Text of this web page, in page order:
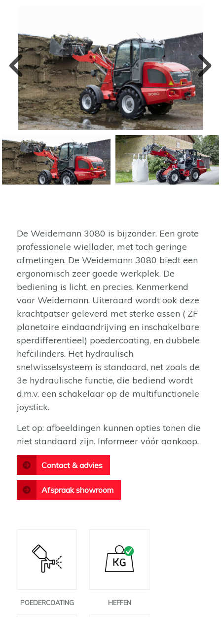
De Weidemann 3080 is bijzonder. Een grote
professionele wiellader, met toch geringe
afmetingen. De Weidemann 3080 biedt een
ergonomisch zeer goede werkplek. De
bediening is licht, en precies. Kenmerkend
voor Weidemann. Uiteraard wordt ook deze
krachtpatser geleverd met sterke assen ( ZF
planetaire eindaandrijving en inschakelbare
sperdifferentieel) poedercoating, en dubbele
hefcilinders. Het hydraulisch
snelwisselsysteem is standaard, net zoals de
3e hydraulische functie, die bediend wordt
d.m.v. een schakelaar op de multifunctionele
joystick.
Let op: afbeeldingen kunnen opties tonen die
niet standaard zijn. Informeer vóór aankoop.
Contact & advies
Afspraak showroom
POEDERCOATING HEFFEN